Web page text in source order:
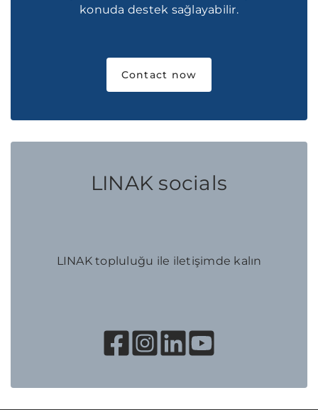
konuda destek sağlayabilir.
Contact now
LINAK socials
LINAK topluluğu ile iletişimde kalın